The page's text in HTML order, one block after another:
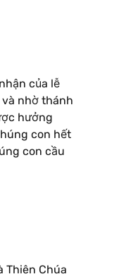
của lễ
nhờ thánh
hưởng
con hết
con cầu
Thiên Chúa